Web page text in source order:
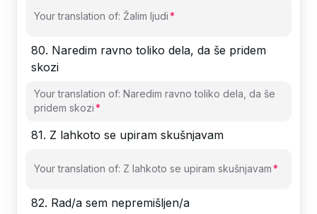
Your translation of: Žalim ljudi
80. Naredim ravno toliko dela, da še pridem
skozi
Your translation of: Naredim ravno toliko dela, da še
pridem skozi
81. Z lahkoto se upiram skušnjavam
Your translation of: Z lahkoto se upiram skušnjavam
82. Rad/a sem nepremišljen/a